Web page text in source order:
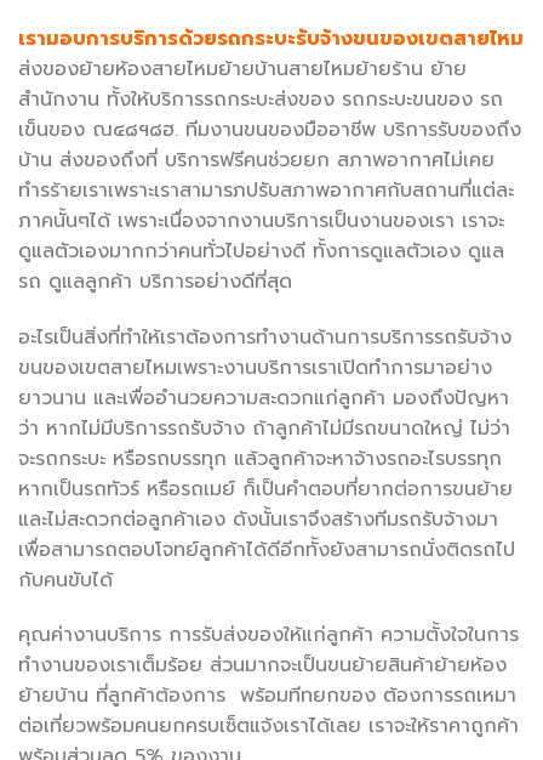
เรามอบการบริการด้วยรถกระบะรับจ้างขนของเขตสายไหม
ส่งของย้ายห้องสายไหมย้ายบ้านสายไหมย้ายร้าน ย้าย
สำนักงาน ทั้งให้บริการรถกระบะส่งของ รถกระบะขนของ รถ
เข็นของ ณ๔๘ฯ๘ฮ. ทีมงานขนของมืออาชีพ บริการรับของถึง
บ้าน ส่งของถึงที่ บริการฟรีคนช่วยยก สภาพอากาศไม่เคย
ทำรร้ายเราเพราะเราสามารภปรับสภาพอากาศกับสถานที่แต่ละ
ภาคนั้นๆได้ เพราะเนื่องจากงานบริการเป็นงานของเรา เราจะ
ดูแลตัวเองมากกว่าคนทั่วไปอย่างดี ทั้งการดูแลตัวเอง ดูแล
รถ ดูแลลูกค้า บริการอย่างดีที่สุด
อะไรเป็นสิ่งที่ทำให้เราต้องการทำงานด้านการบริการรถรับจ้าง
ขนของเขตสายไหมเพราะงานบริการเราเปิดทำการมาอย่าง
ยาวนาน และเพื่ออำนวยความสะดวกแก่ลูกค้า มองถึงปัญหา
ว่า หากไม่มีบริการรถรับจ้าง ถ้าลูกค้าไม่มีรถขนาดใหญ่ ไม่ว่า
จะรถกระบะ หรือรถบรรทุก แล้วลูกค้าจะหาจ้างรถอะไรบรรทุก
หากเป็นรถทัวร์ หรือรถเมย์ ก็เป็นคำตอบที่ยากต่อการขนย้าย
และไม่สะดวกต่อลูกค้าเอง ดังนั้นเราจึงสร้างทีมรถรับจ้างมา
เพื่อสามารถตอบโจทย์ลูกค้าได้ดีอีกทั้งยังสามารถนั่งติดรถไป
กับคนขับได้
คุณค่างานบริการ การรับส่งของให้แก่ลูกค้า ความตั้งใจในการ
ทำงานของเราเต็มร้อย ส่วนมากจะเป็นขนย้ายสินค้าย้ายห้อง
ย้ายบ้าน ที่ลูกค้าต้องการ พร้อมทีทยกของ ต้องการรถเหมา
ต่อเที่ยวพร้อมคนยกครบเซ็ตแจ้งเราได้เลย เราจะให้ราคาถูกค้า